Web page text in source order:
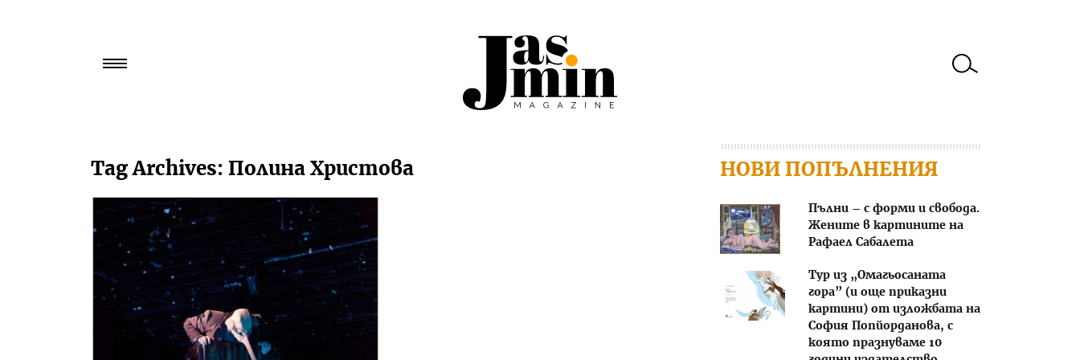
за:
Tag Archives: Полина Христова НОВИ ПОПЪЛНЕНИЯ
Пълни – с форми и свобода.
Жените в картините на
Рафаел Сабалета
Тур из „Омагьосаната
гора” (и още приказни
картини) от изложбата на
София Попйорданова, с
която празнуваме 10